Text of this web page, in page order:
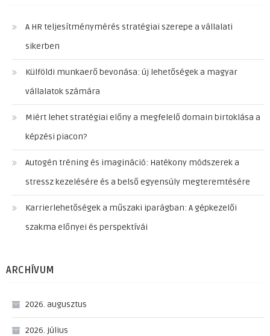
A HR teljesítménymérés stratégiai szerepe a vállalati
sikerben
Külföldi munkaerő bevonása: új lehetőségek a magyar
vállalatok számára
Miért lehet stratégiai előny a megfelelő domain birtoklása a
képzési piacon?
Autogén tréning és imagináció: Hatékony módszerek a
stressz kezelésére és a belső egyensúly megteremtésére
Karrierlehetőségek a műszaki iparágban: A gépkezelői
szakma előnyei és perspektívái
ARCHÍVUM
2026. augusztus
2026. július